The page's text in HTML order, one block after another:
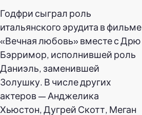
Годфри сыграл роль
итальянского эрудита в фильме
«Вечная любовь» вместе с Дрю
Бэрримор, исполнившей роль
Даниэль, заменившей
Золушку. В числе других
актеров — Анджелика
Хьюстон, Дугрей Скотт, Меган